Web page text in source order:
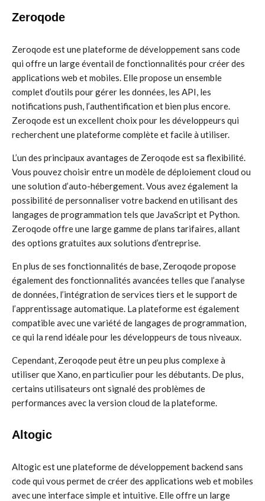
Zeroqode
Zeroqode est une plateforme de développement sans code
qui offre un large éventail de fonctionnalités pour créer des
applications web et mobiles. Elle propose un ensemble
complet d’outils pour gérer les données, les API, les
notifications push, l’authentification et bien plus encore.
Zeroqode est un excellent choix pour les développeurs qui
recherchent une plateforme complète et facile à utiliser.
L’un des principaux avantages de Zeroqode est sa flexibilité.
Vous pouvez choisir entre un modèle de déploiement cloud ou
une solution d’auto-hébergement. Vous avez également la
possibilité de personnaliser votre backend en utilisant des
langages de programmation tels que JavaScript et Python.
Zeroqode offre une large gamme de plans tarifaires, allant
des options gratuites aux solutions d’entreprise.
En plus de ses fonctionnalités de base, Zeroqode propose
également des fonctionnalités avancées telles que l’analyse
de données, l’intégration de services tiers et le support de
l’apprentissage automatique. La plateforme est également
compatible avec une variété de langages de programmation,
ce qui la rend idéale pour les développeurs de tous niveaux.
Cependant, Zeroqode peut être un peu plus complexe à
utiliser que Xano, en particulier pour les débutants. De plus,
certains utilisateurs ont signalé des problèmes de
performances avec la version cloud de la plateforme.
Altogic
Altogic est une plateforme de développement backend sans
code qui vous permet de créer des applications web et mobiles
avec une interface simple et intuitive. Elle offre un large